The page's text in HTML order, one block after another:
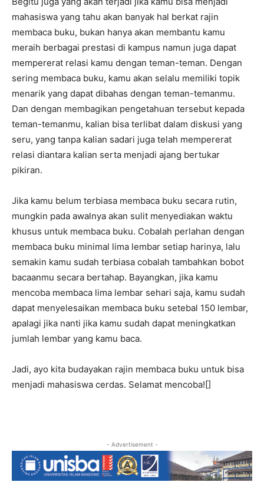
mahasiswa yang tahu akan banyak hal berkat rajin
membaca buku, bukan hanya akan membantu kamu
meraih berbagai prestasi di kampus namun juga dapat
mempererat relasi kamu dengan teman-teman. Dengan
sering membaca buku, kamu akan selalu memiliki topik
menarik yang dapat dibahas dengan teman-temanmu.
Dan dengan membagikan pengetahuan tersebut kepada
teman-temanmu, kalian bisa terlibat dalam diskusi yang
seru, yang tanpa kalian sadari juga telah mempererat
relasi diantara kalian serta menjadi ajang bertukar
pikiran.
Jika kamu belum terbiasa membaca buku secara rutin,
mungkin pada awalnya akan sulit menyediakan waktu
khusus untuk membaca buku. Cobalah perlahan dengan
membaca buku minimal lima lembar setiap harinya, lalu
semakin kamu sudah terbiasa cobalah tambahkan bobot
bacaanmu secara bertahap. Bayangkan, jika kamu
mencoba membaca lima lembar sehari saja, kamu sudah
dapat menyelesaikan membaca buku setebal 150 lembar,
apalagi jika nanti jika kamu sudah dapat meningkatkan
jumlah lembar yang kamu baca.
Jadi, ayo kita budayakan rajin membaca buku untuk bisa
menjadi mahasiswa cerdas. Selamat mencoba![]
- Advertisement -